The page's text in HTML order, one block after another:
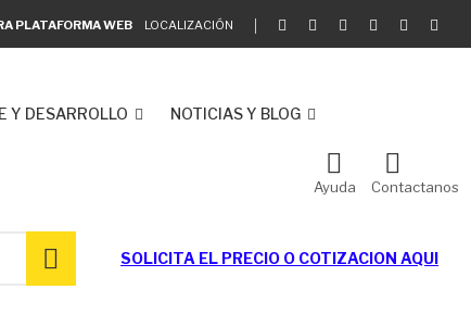
PLATAFORMA WEB LOCALIZACIÓN
Y DESARROLLO NOTICIAS Y BLOG
Ayuda Contactanos
SOLICITA EL PRECIO O COTIZACION AQUI